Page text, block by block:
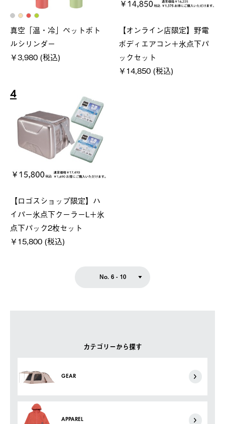
カテゴリーから探す
GEAR
APPAREL
真空「温・冷」ペットボト
ルシリンダー
￥3,980 (税込)
【オンライン店限定】野電
ボディエアコン＋氷点下パ
ックセット
￥14,850 (税込)
4
【ロゴスショップ限定】ハ
イパー氷点下クーラーL＋氷
点下パック2枚セット
￥15,800 (税込)
No. 6 - 10